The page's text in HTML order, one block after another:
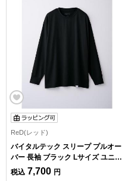
ReD(レッド)
バイタルテック スリープ プルオー
バー 長袖 ブラック Lサイズ ユニセ
ックス
税込 7,700 円